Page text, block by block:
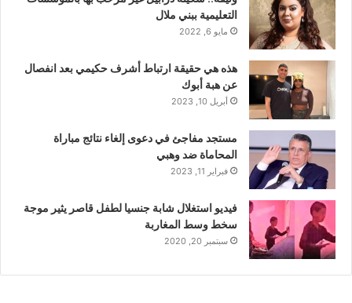
التعليمية ببني ملال
مايو 6, 2022
هذه هي حقيقة ارتباط أشرف حكيمي بعد انفصال
عن هبة أبوك
أبريل 10, 2023
مستجد مفاجئ في دعوى إلغاء نتائج مباراة
المحاماة ضد وهبي
فبراير 11, 2023
فيديو استغلال شابة جنسيا لطفل قاصر يثير موجة
سخط وسط المغاربة
سبتمبر 20, 2020